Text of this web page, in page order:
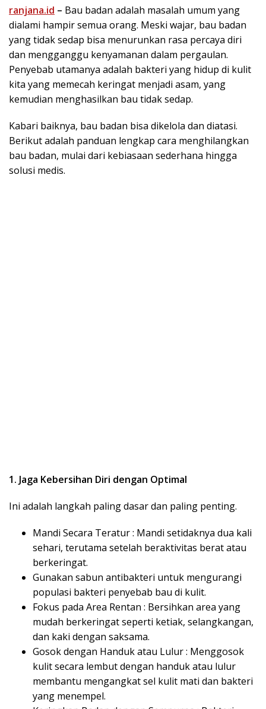
ranjana.id – Bau badan adalah masalah umum yang
dialami hampir semua orang. Meski wajar, bau badan
yang tidak sedap bisa menurunkan rasa percaya diri
dan mengganggu kenyamanan dalam pergaulan.
Penyebab utamanya adalah bakteri yang hidup di kulit
kita yang memecah keringat menjadi asam, yang
kemudian menghasilkan bau tidak sedap.
Kabari baiknya, bau badan bisa dikelola dan diatasi.
Berikut adalah panduan lengkap cara menghilangkan
bau badan, mulai dari kebiasaan sederhana hingga
solusi medis.
1. Jaga Kebersihan Diri dengan Optimal
Ini adalah langkah paling dasar dan paling penting.
Mandi Secara Teratur : Mandi setidaknya dua kali
sehari, terutama setelah beraktivitas berat atau
berkeringat.
Gunakan sabun antibakteri untuk mengurangi
populasi bakteri penyebab bau di kulit.
Fokus pada Area Rentan : Bersihkan area yang
mudah berkeringat seperti ketiak, selangkangan,
dan kaki dengan saksama.
Gosok dengan Handuk atau Lulur : Menggosok
kulit secara lembut dengan handuk atau lulur
membantu mengangkat sel kulit mati dan bakteri
yang menempel.